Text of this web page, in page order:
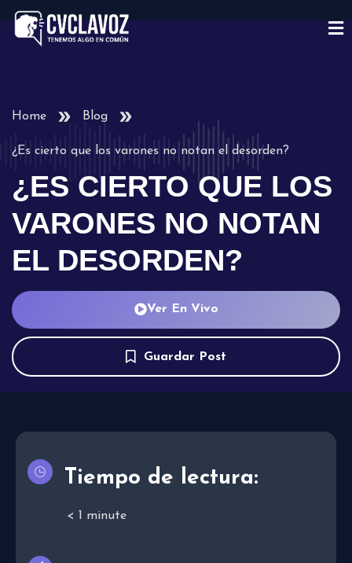
Home Blog
¿Es cierto que los varones no notan el desorden?
¿ES CIERTO QUE LOS
VARONES NO NOTAN
EL DESORDEN?
Ver En Vivo
Guardar Post
Tiempo de lectura:
< 1 minute